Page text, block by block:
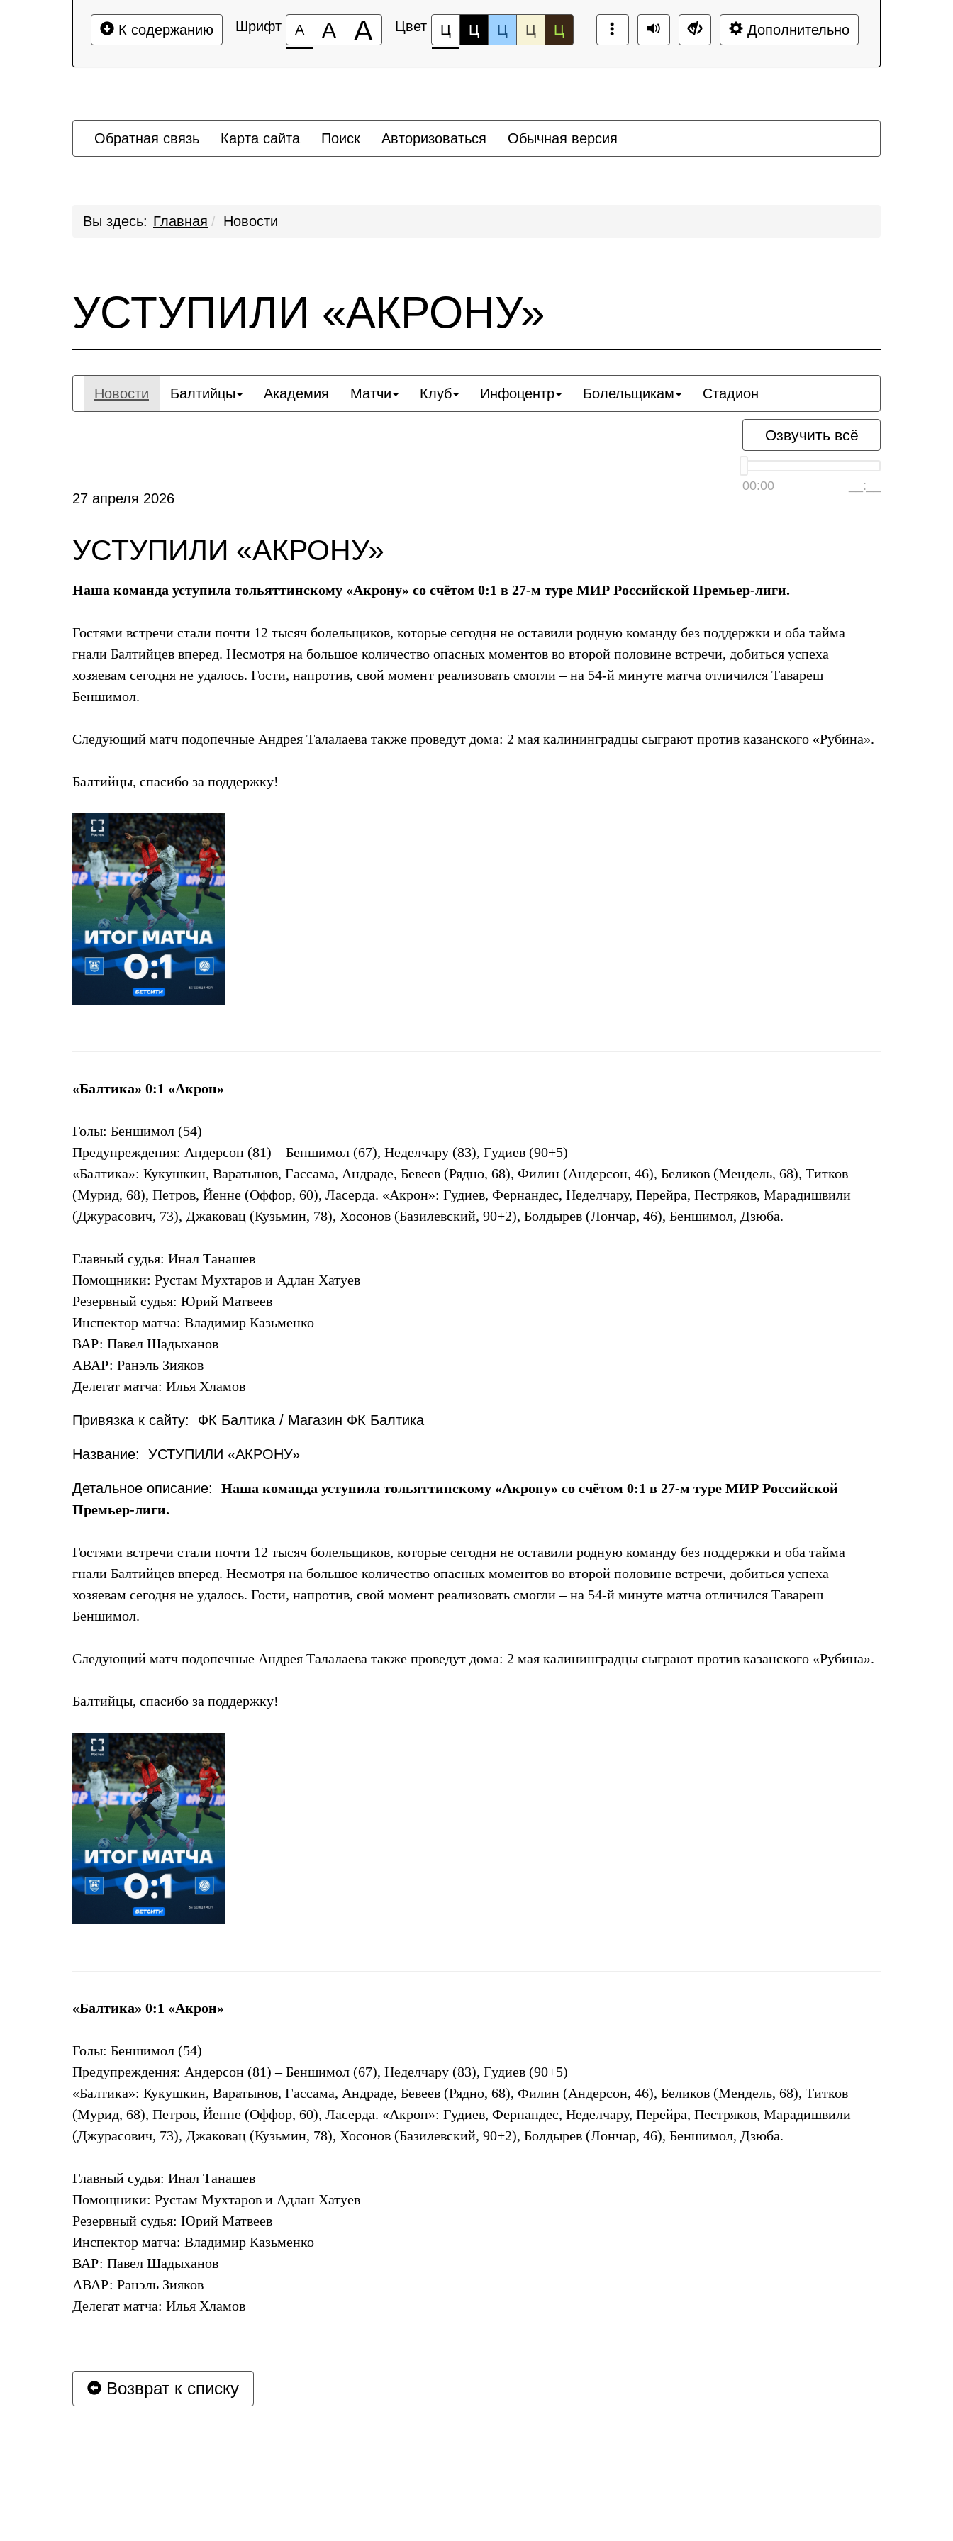
К содержанию Шрифт А А А Цвет Ц Ц Ц Ц Ц Дополнительно
Обратная связь Карта сайта Поиск Авторизоваться Обычная версия
Вы здесь: Главная Новости
УСТУПИЛИ «АКРОНУ»
Новости Балтийцы Академия Матчи Клуб Инфоцентр Болельщикам Стадион
Озвучить всё
00:00 __:__
27 апреля 2026
УСТУПИЛИ «АКРОНУ»
Наша команда уступила тольяттинскому «Акрону» со счётом 0:1 в 27-м туре МИР Российской Премьер-лиги.
Гостями встречи стали почти 12 тысяч болельщиков, которые сегодня не оставили родную команду без поддержки и оба тайма
гнали Балтийцев вперед. Несмотря на большое количество опасных моментов во второй половине встречи, добиться успеха
хозяевам сегодня не удалось. Гости, напротив, свой момент реализовать смогли – на 54-й минуте матча отличился Тавареш
Беншимол.
Следующий матч подопечные Андрея Талалаева также проведут дома: 2 мая калининградцы сыграют против казанского «Рубина».
Балтийцы, спасибо за поддержку!
«Балтика» 0:1 «Акрон»
Голы: Беншимол (54)
Предупреждения: Андерсон (81) – Беншимол (67), Неделчару (83), Гудиев (90+5)
«Балтика»: Кукушкин, Варатынов, Гассама, Андраде, Бевеев (Рядно, 68), Филин (Андерсон, 46), Беликов (Мендель, 68), Титков
(Мурид, 68), Петров, Йенне (Оффор, 60), Ласерда. «Акрон»: Гудиев, Фернандес, Неделчару, Перейра, Пестряков, Марадишвили
(Джурасович, 73), Джаковац (Кузьмин, 78), Хосонов (Базилевский, 90+2), Болдырев (Лончар, 46), Беншимол, Дзюба.
Главный судья: Инал Танашев
Помощники: Рустам Мухтаров и Адлан Хатуев
Резервный судья: Юрий Матвеев
Инспектор матча: Владимир Казьменко
ВАР: Павел Шадыханов
АВАР: Ранэль Зияков
Делегат матча: Илья Хламов
Привязка к сайту: ФК Балтика / Магазин ФК Балтика
Название: УСТУПИЛИ «АКРОНУ»
Детальное описание: Наша команда уступила тольяттинскому «Акрону» со счётом 0:1 в 27-м туре МИР Российской
Премьер-лиги.
Гостями встречи стали почти 12 тысяч болельщиков, которые сегодня не оставили родную команду без поддержки и оба тайма
гнали Балтийцев вперед. Несмотря на большое количество опасных моментов во второй половине встречи, добиться успеха
хозяевам сегодня не удалось. Гости, напротив, свой момент реализовать смогли – на 54-й минуте матча отличился Тавареш
Беншимол.
Следующий матч подопечные Андрея Талалаева также проведут дома: 2 мая калининградцы сыграют против казанского «Рубина».
Балтийцы, спасибо за поддержку!
«Балтика» 0:1 «Акрон»
Голы: Беншимол (54)
Предупреждения: Андерсон (81) – Беншимол (67), Неделчару (83), Гудиев (90+5)
«Балтика»: Кукушкин, Варатынов, Гассама, Андраде, Бевеев (Рядно, 68), Филин (Андерсон, 46), Беликов (Мендель, 68), Титков
(Мурид, 68), Петров, Йенне (Оффор, 60), Ласерда. «Акрон»: Гудиев, Фернандес, Неделчару, Перейра, Пестряков, Марадишвили
(Джурасович, 73), Джаковац (Кузьмин, 78), Хосонов (Базилевский, 90+2), Болдырев (Лончар, 46), Беншимол, Дзюба.
Главный судья: Инал Танашев
Помощники: Рустам Мухтаров и Адлан Хатуев
Резервный судья: Юрий Матвеев
Инспектор матча: Владимир Казьменко
ВАР: Павел Шадыханов
АВАР: Ранэль Зияков
Делегат матча: Илья Хламов
Возврат к списку